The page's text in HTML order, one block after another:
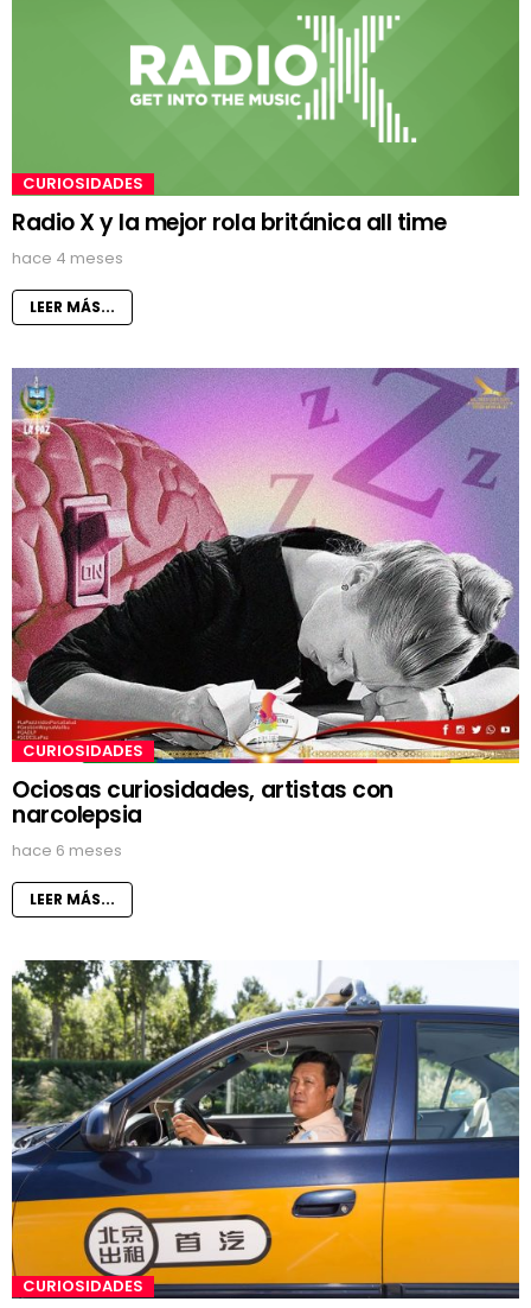
CURIOSIDADES
Radio X y la mejor rola británica all time
hace 4 meses
LEER MÁS...
CURIOSIDADES
Ociosas curiosidades, artistas con
narcolepsia
hace 6 meses
LEER MÁS...
CURIOSIDADES